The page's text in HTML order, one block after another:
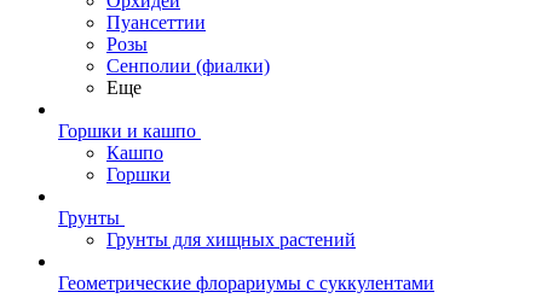
Пуансеттии
Розы
Сенполии (фиалки)
Еще
Горшки и кашпо
Кашпо
Горшки
Грунты
Грунты для хищных растений
Геометрические флорариумы с суккулентами